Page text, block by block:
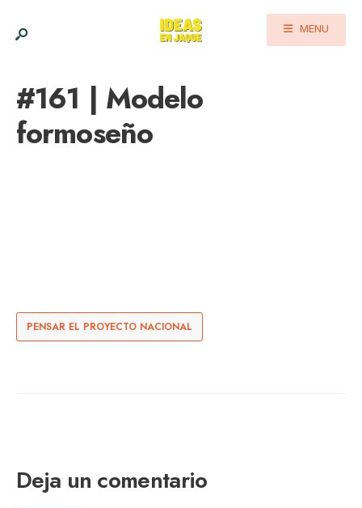
MENU
#161 | Modelo
formoseño
PENSAR EL PROYECTO NACIONAL
Deja un comentario